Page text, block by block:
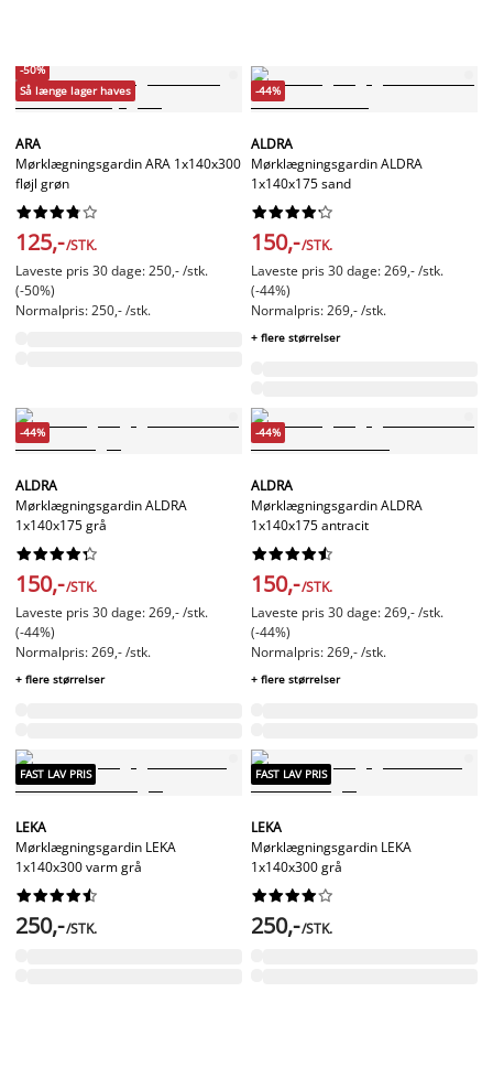
-50%
Så længe lager haves
ARA
Mørklægningsgardin ARA 1x140x300
fløjl grøn






125,-/STK.
Laveste pris 30 dage: 250,- /stk.
(-50%)
Normalpris: 250,- /stk.
-44%
ALDRA
Mørklægningsgardin ALDRA
1x140x175 sand






150,-/STK.
Laveste pris 30 dage: 269,- /stk.
(-44%)
Normalpris: 269,- /stk.
+ flere størrelser
-44%
ALDRA
Mørklægningsgardin ALDRA
1x140x175 grå






150,-/STK.
Laveste pris 30 dage: 269,- /stk.
(-44%)
Normalpris: 269,- /stk.
+ flere størrelser
-44%
ALDRA
Mørklægningsgardin ALDRA
1x140x175 antracit






150,-/STK.
Laveste pris 30 dage: 269,- /stk.
(-44%)
Normalpris: 269,- /stk.
+ flere størrelser
FAST LAV PRIS
LEKA
Mørklægningsgardin LEKA
1x140x300 varm grå






250,-/STK.
FAST LAV PRIS
LEKA
Mørklægningsgardin LEKA
1x140x300 grå






250,-/STK.